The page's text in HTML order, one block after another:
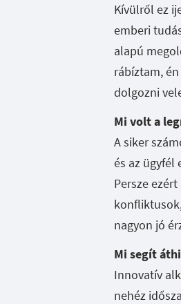
Kívülről ez
emberi
alapú
rábíztam,
dolgozni
Mi volt a
A siker
és az ügyfél
Persze
nagyon jó
Mi segít
Innovatív
nehéz